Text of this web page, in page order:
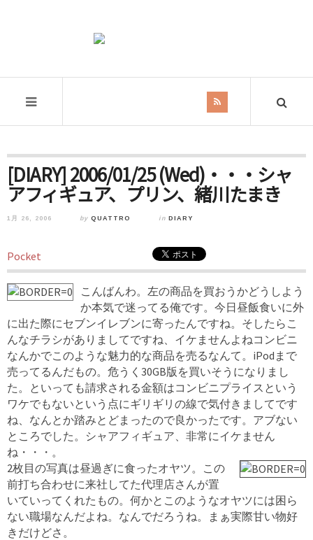
[DIARY] 2006/01/25 (Wed)・・・シャ
アフィギュア、プリン、緒川たまき
1月 26, 2006 by QUATTRO in DIARY
Pocket
こんばんわ。左の商品を買おうかどうしよう
か本気で迷ってる俺です。今日昼飯食いに外
に出た際にセブンイレブンに寄ったんですね。そしたらこ
んなチラシがありましてですね、イケませんよねコンビニ
なんかでこのような魅力的な商品を売るなんて。iPodまで
売ってるんだもの。危うく30GB版を買いそうになりまし
た。といっても請求される金額はコンビニプライスという
ワケでもないという点にギリギリの線で気付きましてです
ね、なんとか踏みとどまったので良かったです。アブない
ところでした。シャアフィギュア、非常にイケません
ね・・・。
2枚目の写真は昼過ぎに食ったオヤツ。この
前打ち合わせに来社してた代理店さんが置
いていってくれたもの。何かとこのようなオヤツには困ら
ない職場なんだよね。なんでだろうね。まぁ実際甘い物好
きだけどさ。